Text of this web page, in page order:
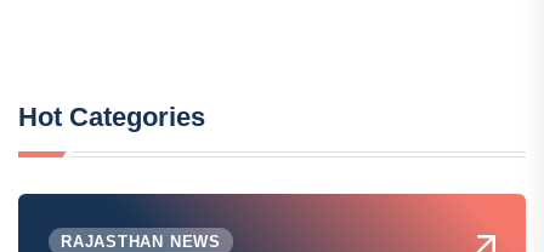
Hot Categories
RAJASTHAN NEWS